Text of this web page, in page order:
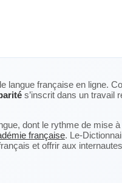
langue française en ligne.
s’inscrit dans un travail
dont le rythme de mise à
française. Le-
et offrir aux